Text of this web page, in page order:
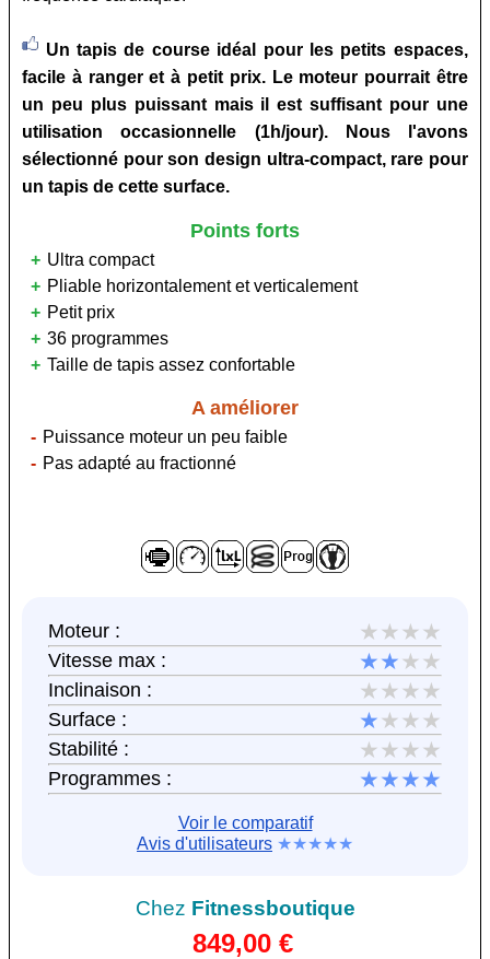
Un tapis de course idéal pour les petits espaces,
facile à ranger et à petit prix. Le moteur pourrait être
un peu plus puissant mais il est suffisant pour une
utilisation occasionnelle (1h/jour). Nous l'avons
sélectionné pour son design ultra-compact, rare pour
un tapis de cette surface.
Points forts
Ultra compact
Pliable horizontalement et verticalement
Petit prix
36 programmes
Taille de tapis assez confortable
A améliorer
Puissance moteur un peu faible
Pas adapté au fractionné
Moteur : ★★★★
Vitesse max : ★★ ★★
Inclinaison : ★★★★
Surface : ★ ★★★
Stabilité : ★★★★
Programmes : ★★★★
Voir le comparatif
Avis d'utilisateurs ★★★★★
Chez Fitnessboutique
849,00 €